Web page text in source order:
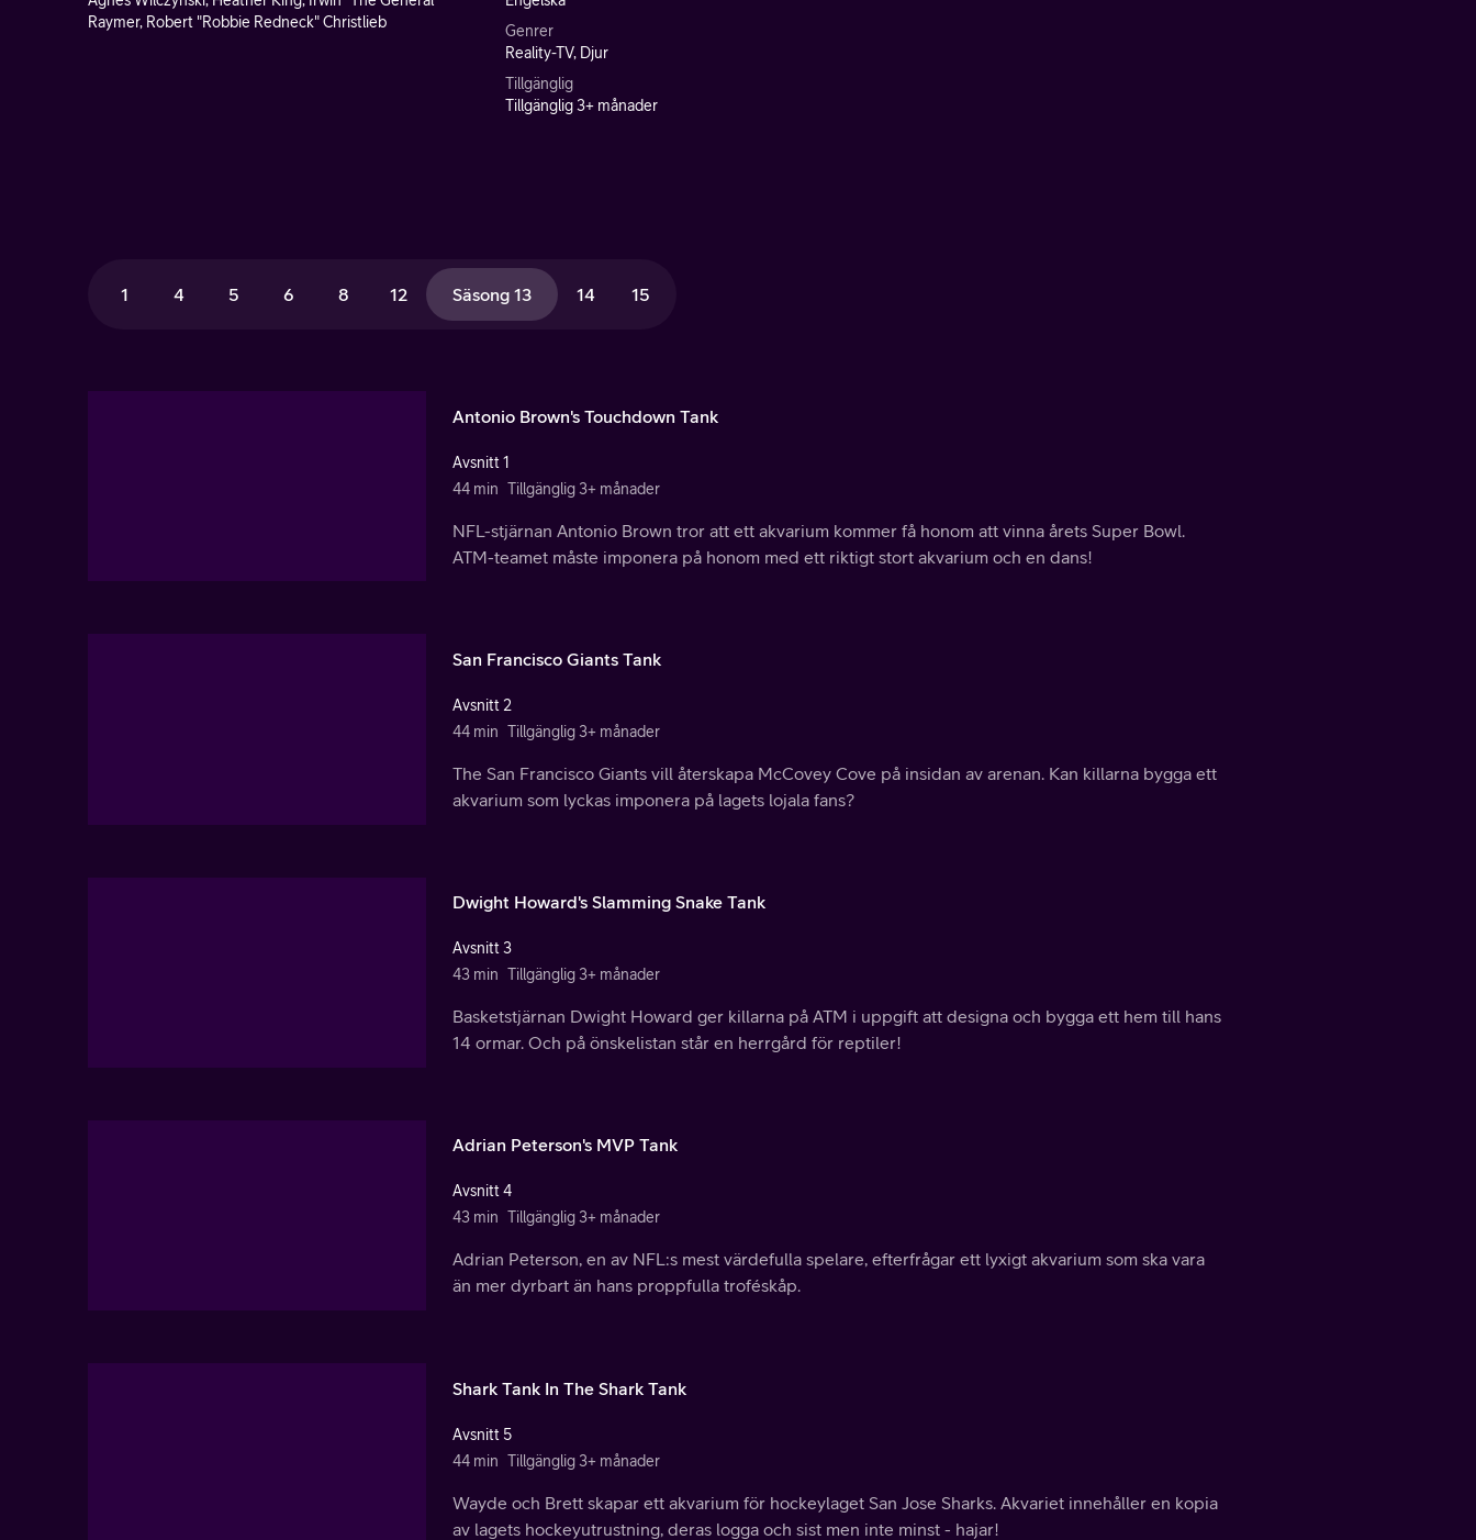
Raymer, Robert "Robbie Redneck" Christlieb
Genrer
Reality-TV, Djur
Tillgänglig
Tillgänglig 3+ månader
1 4 5 6 8 12 Säsong 13 14 15
Antonio Brown's Touchdown Tank
Avsnitt 1
44 min Tillgänglig 3+ månader
NFL-stjärnan Antonio Brown tror att ett akvarium kommer få honom att vinna årets Super Bowl.
ATM-teamet måste imponera på honom med ett riktigt stort akvarium och en dans!
San Francisco Giants Tank
Avsnitt 2
44 min Tillgänglig 3+ månader
The San Francisco Giants vill återskapa McCovey Cove på insidan av arenan. Kan killarna bygga ett
akvarium som lyckas imponera på lagets lojala fans?
Dwight Howard's Slamming Snake Tank
Avsnitt 3
43 min Tillgänglig 3+ månader
Basketstjärnan Dwight Howard ger killarna på ATM i uppgift att designa och bygga ett hem till hans
14 ormar. Och på önskelistan står en herrgård för reptiler!
Adrian Peterson's MVP Tank
Avsnitt 4
43 min Tillgänglig 3+ månader
Adrian Peterson, en av NFL:s mest värdefulla spelare, efterfrågar ett lyxigt akvarium som ska vara
än mer dyrbart än hans proppfulla troféskåp.
Shark Tank In The Shark Tank
Avsnitt 5
44 min Tillgänglig 3+ månader
Wayde och Brett skapar ett akvarium för hockeylaget San Jose Sharks. Akvariet innehåller en kopia
av lagets hockeyutrustning, deras logga och sist men inte minst - hajar!